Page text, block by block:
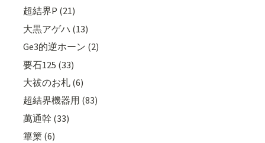
超結界P (21)
大黒アゲハ (13)
Ge3的逆ホーン (2)
要石125 (33)
大祓のお札 (6)
超結界機器用 (83)
萬通幹 (33)
篳篥 (6)